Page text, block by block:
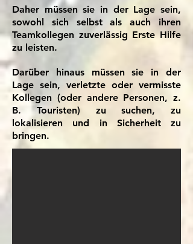
Daher müssen sie in der Lage sein,
sowohl sich selbst als auch ihren
Teamkollegen zuverlässig Erste Hilfe
zu leisten.
Darüber hinaus müssen sie in der
Lage sein, verletzte oder vermisste
Kollegen (oder andere Personen, z.
B. Touristen) zu suchen, zu
lokalisieren und in Sicherheit zu
bringen.